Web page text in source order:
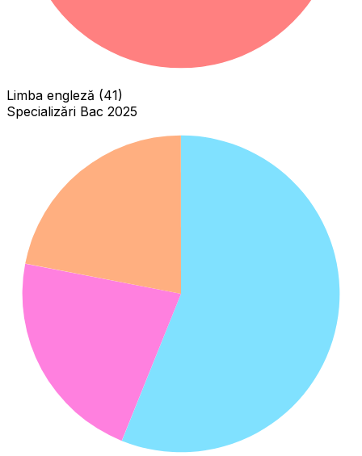
Limba engleză (41)
Specializări Bac 2025